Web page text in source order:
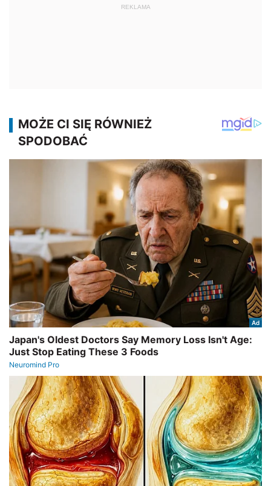
REKLAMA